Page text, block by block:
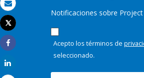
Correo electrónico
Imprimir
Tweet
Share
Notificaciones sobre Project
Acepto los términos de
seleccionado.